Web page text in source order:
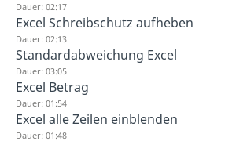
Dauer: 02:17
Excel Schreibschutz aufheben
Dauer: 02:13
Standardabweichung Excel
Dauer: 03:05
Excel Betrag
Dauer: 01:54
Excel alle Zeilen einblenden
Dauer: 01:48